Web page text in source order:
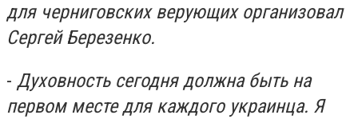
для черниговских верующих организовал
Сергей Березенко.
- Духовность сегодня должна быть на
первом месте для каждого украинца. Я